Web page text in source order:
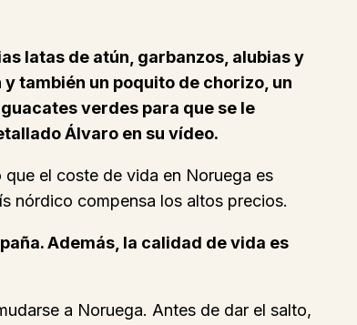
latas de atún, garbanzos, alubias y
también un poquito de chorizo, un
verdes para que se le
Álvaro en su vídeo.
el coste de vida en Noruega es
nórdico compensa los altos precios.
Además, la calidad de vida es
a Noruega. Antes de dar el salto,